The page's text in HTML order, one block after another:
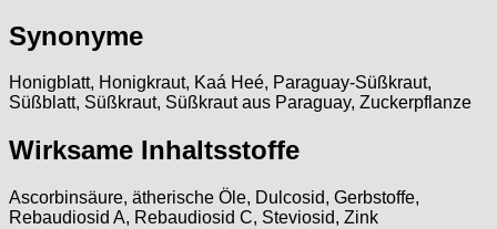
Synonyme
Honigblatt, Honigkraut, Kaá Heé, Paraguay-Süßkraut,
Süßblatt, Süßkraut, Süßkraut aus Paraguay, Zuckerpflanze
Wirksame Inhaltsstoffe
Ascorbinsäure, ätherische Öle, Dulcosid, Gerbstoffe,
Rebaudiosid A, Rebaudiosid C, Steviosid, Zink